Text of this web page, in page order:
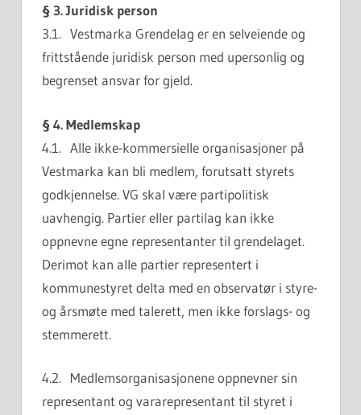
§ 3. Juridisk person
3.1. Vestmarka Grendelag er en selveiende og
frittstående juridisk person med upersonlig og
begrenset ansvar for gjeld.
§ 4. Medlemskap
4.1. Alle ikke-kommersielle organisasjoner på
Vestmarka kan bli medlem, forutsatt styrets
godkjennelse. VG skal være partipolitisk
uavhengig. Partier eller partilag kan ikke
oppnevne egne representanter til grendelaget.
Derimot kan alle partier representert i
kommunestyret delta med en observatør i styre-
og årsmøte med talerett, men ikke forslags- og
stemmerett.
4.2. Medlemsorganisasjonene oppnevner sin
representant og vararepresentant til styret i